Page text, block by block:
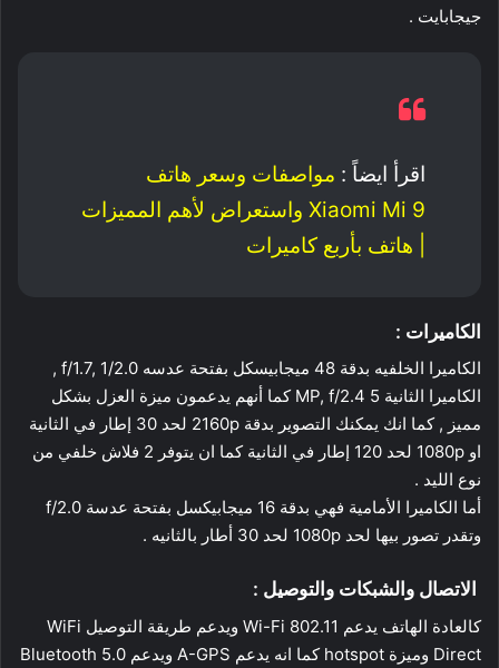
جيجابايت .
اقرأ ايضاً : مواصفات وسعر هاتف
Xiaomi Mi 9 واستعراض لأهم المميزات
| هاتف بأربع كاميرات
الكاميرات :
الكاميرا الخلفيه بدقة 48 ميجابيسكل بفتحة عدسه f/1.7, 1/2.0 ,
الكاميرا الثانية 5 MP, f/2.4 كما أنهم يدعمون ميزة العزل بشكل
مميز , كما انك يمكنك التصوير بدقة 2160p لحد 30 إطار في الثانية
او 1080p لحد 120 إطار في الثانية كما ان يتوفر 2 فلاش خلفي من
نوع الليد .
أما الكاميرا الأمامية فهي بدقة 16 ميجابيكسل بفتحة عدسة f/2.0
وتقدر تصور بيها لحد 1080p لحد 30 أطار بالثانيه .
الاتصال والشبكات والتوصيل :
كالعادة الهاتف يدعم Wi-Fi 802.11 ويدعم طريقة التوصيل WiFi
Direct وميزة hotspot كما انه يدعم A-GPS ويدعم Bluetooth 5.0